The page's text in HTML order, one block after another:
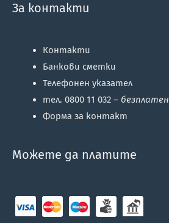
За контакти
Контакти
Банкови сметки
Телефонен указател
тел. 0800 11 032 – безплатен
Форма за контакт
Можете да платите